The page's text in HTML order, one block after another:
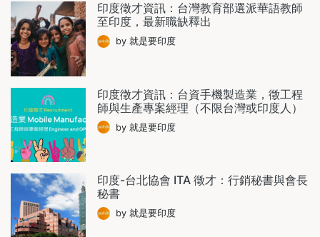
印度徵才資訊：台灣教育部選派華語教師
至印度，最新職缺釋出
by 就是要印度
印度徵才資訊：台資手機製造業，徵工程
師與生產專案經理（不限台灣或印度人）
by 就是要印度
印度-台北協會 ITA 徵才：行銷秘書與會長
秘書
by 就是要印度